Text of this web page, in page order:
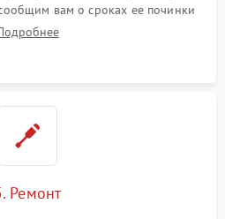
вам о сроках ее починки
Ремонт